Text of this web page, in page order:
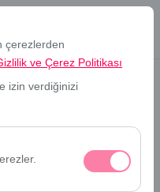
çerezlerden
ve Çerez Politikası
izin verdiğinizi
Tce Joy